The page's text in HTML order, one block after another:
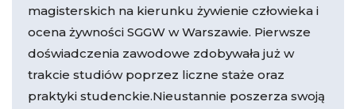
magisterskich na kierunku żywienie człowieka i
ocena żywności SGGW w Warszawie. Pierwsze
doświadczenia zawodowe zdobywała już w
trakcie studiów poprzez liczne staże oraz
praktyki studenckie.Nieustannie poszerza swoją